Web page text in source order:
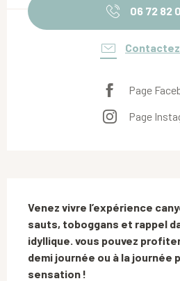
06 72 82
Page
Page
Venez vivre l’expérience
sauts, toboggans et rappel
idyllique. vous pouvez
demi journée ou à la journée
sensation !